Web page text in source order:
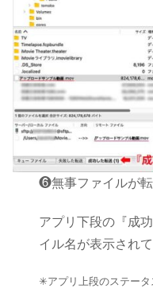
❻無事ファイルが
アプリ下段の『成
イル名が表示され
✳︎アプリ上段のステータ